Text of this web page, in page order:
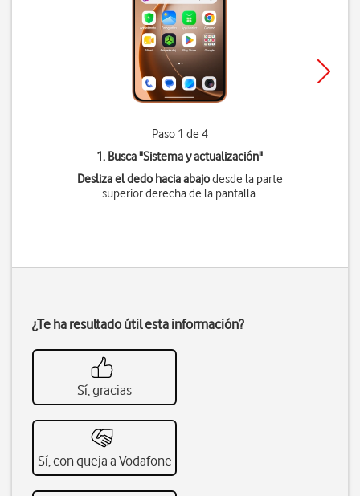
Paso 1 de 4
1. Busca "Sistema y actualización"
Desliza el dedo hacia abajodesde la parte
superior derecha de la pantalla.
¿Te ha resultado útil esta información?
Sí, gracias
Sí, con queja a Vodafone